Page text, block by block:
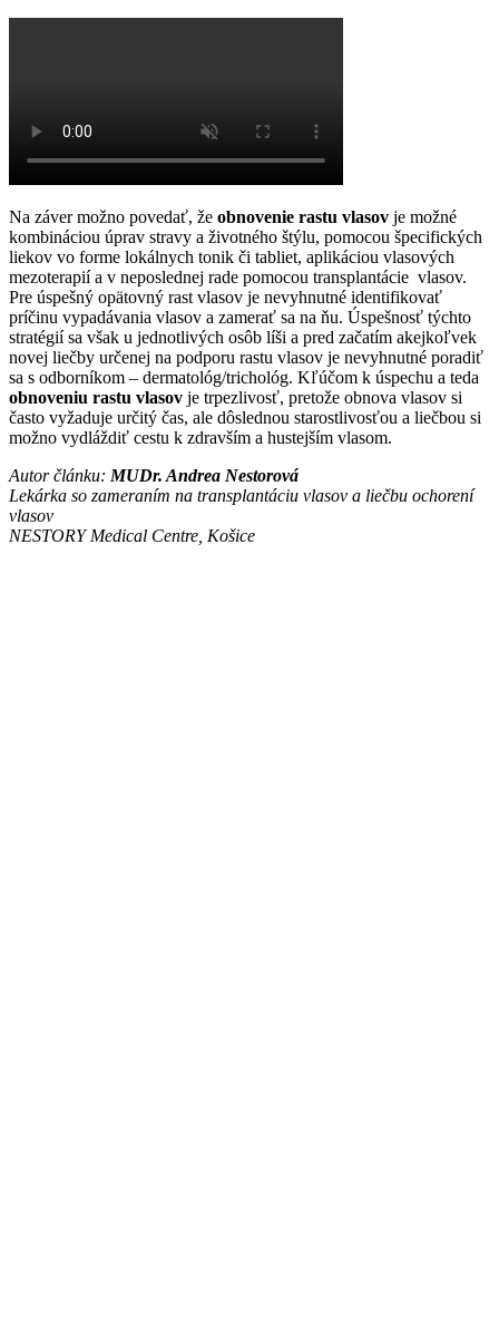
Na záver možno povedať, že obnovenie rastu vlasov je možné
kombináciou úprav stravy a životného štýlu, pomocou špecifických
liekov vo forme lokálnych tonik či tabliet, aplikáciou vlasových
mezoterapií a v neposlednej rade pomocou transplantácie vlasov.
Pre úspešný opätovný rast vlasov je nevyhnutné identifikovať
príčinu vypadávania vlasov a zamerať sa na ňu. Úspešnosť týchto
stratégií sa však u jednotlivých osôb líši a pred začatím akejkoľvek
novej liečby určenej na podporu rastu vlasov je nevyhnutné poradiť
sa s odborníkom – dermatológ/trichológ. Kľúčom k úspechu a teda
obnoveniu rastu vlasov je trpezlivosť, pretože obnova vlasov si
často vyžaduje určitý čas, ale dôslednou starostlivosťou a liečbou si
možno vydláždiť cestu k zdravším a hustejším vlasom.
Autor článku: MUDr. Andrea Nestorová
Lekárka so zameraním na transplantáciu vlasov a liečbu ochorení
vlasov
NESTORY Medical Centre, Košice